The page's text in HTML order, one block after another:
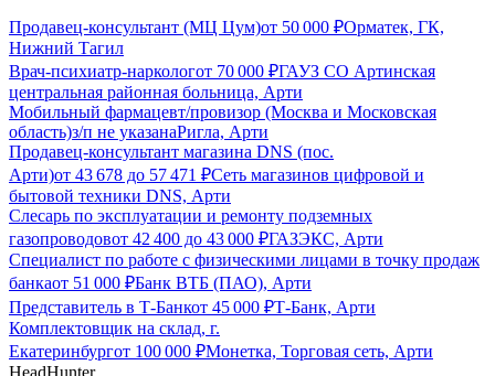
Продавец-консультант (МЦ Цум)от 50 000 ₽Орматек, ГК,
Нижний Тагил
Врач-психиатр-наркологот 70 000 ₽ГАУЗ СО Артинская
центральная районная больница, Арти
Мобильный фармацевт/провизор (Москва и Московская
область)з/п не указанаРигла, Арти
Продавец-консультант магазина DNS (пос.
Арти)от 43 678 до 57 471 ₽Сеть магазинов цифровой и
бытовой техники DNS, Арти
Слесарь по эксплуатации и ремонту подземных
газопроводовот 42 400 до 43 000 ₽ГАЗЭКС, Арти
Специалист по работе с физическими лицами в точку продаж
банкаот 51 000 ₽Банк ВТБ (ПАО), Арти
Представитель в Т-Банкот 45 000 ₽Т-Банк, Арти
Комплектовщик на склад, г.
Екатеринбургот 100 000 ₽Монетка, Торговая сеть, Арти